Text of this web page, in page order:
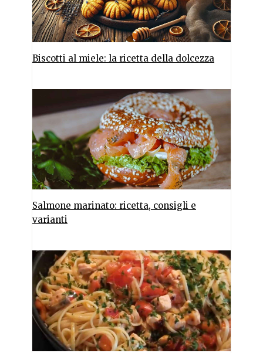
Biscotti al miele: la ricetta della dolcezza
Salmone marinato: ricetta, consigli e
varianti